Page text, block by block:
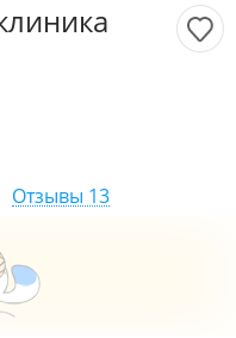
Отзывы 13